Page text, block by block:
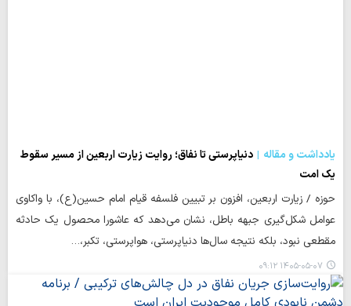
یادداشت و مقاله
دنیاپرستی تا نفاق؛ روایت زیارت اربعین از مسیر سقوط
یک امت
حوزه / زیارت اربعین، افزون بر تبیین فلسفه قیام امام حسین(ع)، با واکاوی
عوامل شکل‌گیری جبهه باطل، نشان می‌دهد که عاشورا محصول یک حادثه
مقطعی نبود، بلکه نتیجه سال‌ها دنیاپرستی، هواپرستی، تکبر،…
۱۴۰۵-۰۵-۰۷ ۰۹:۱۲